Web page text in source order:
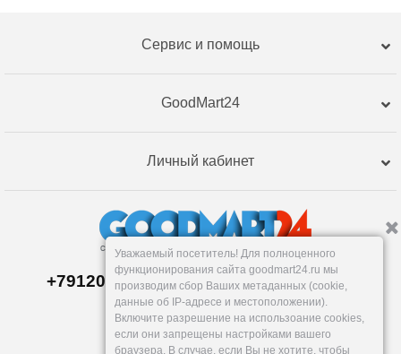
Сервис и помощь
GoodMart24
Личный кабинет
+79120359762, +79120359761 MAX,TG
Склад в Екатеринбург е
Пн-Пт: 10-19, Сб, Вс: вых.
info@goodmart24.ru
Уважаемый посетитель! Для полноценного
функционирования сайта goodmart24.ru мы
производим сбор Ваших метаданных (cookie,
данные об IP-адресе и местоположении).
Включите разрешение на использоание cookies,
если они запрещены настройками вашего
браузера. В случае, если Вы не хотите, чтобы